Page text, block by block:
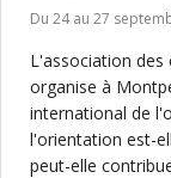
Du 24 au 27
L'association
organise à
international de
l'orientation est-
peut-elle